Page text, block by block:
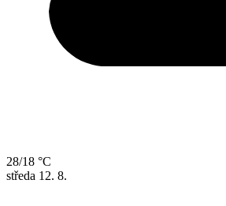
28/18 °C
středa 12. 8.